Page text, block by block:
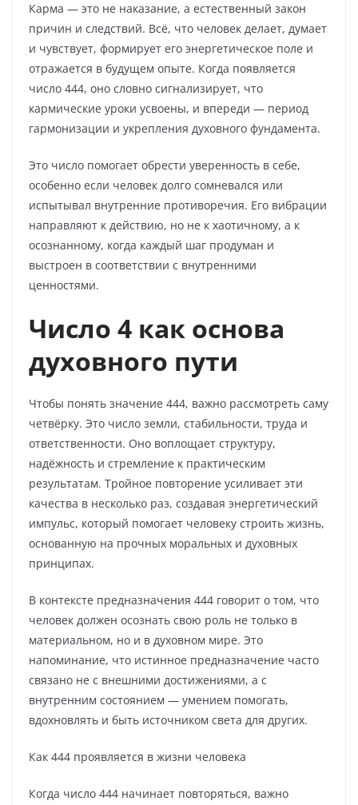
Карма — это не наказание, а естественный закон
причин и следствий. Всё, что человек делает, думает
и чувствует, формирует его энергетическое поле и
отражается в будущем опыте. Когда появляется
число 444, оно словно сигнализирует, что
кармические уроки усвоены, и впереди — период
гармонизации и укрепления духовного фундамента.
Это число помогает обрести уверенность в себе,
особенно если человек долго сомневался или
испытывал внутренние противоречия. Его вибрации
направляют к действию, но не к хаотичному, а к
осознанному, когда каждый шаг продуман и
выстроен в соответствии с внутренними
ценностями.
Число 4 как основа
духовного пути
Чтобы понять значение 444, важно рассмотреть саму
четвёрку. Это число земли, стабильности, труда и
ответственности. Оно воплощает структуру,
надёжность и стремление к практическим
результатам. Тройное повторение усиливает эти
качества в несколько раз, создавая энергетический
импульс, который помогает человеку строить жизнь,
основанную на прочных моральных и духовных
принципах.
В контексте предназначения 444 говорит о том, что
человек должен осознать свою роль не только в
материальном, но и в духовном мире. Это
напоминание, что истинное предназначение часто
связано не с внешними достижениями, а с
внутренним состоянием — умением помогать,
вдохновлять и быть источником света для других.
Как 444 проявляется в жизни человека
Когда число 444 начинает повторяться, важно